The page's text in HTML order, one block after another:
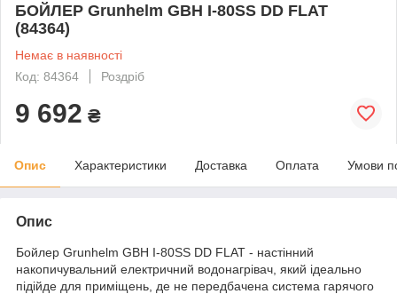
БОЙЛЕР Grunhelm GBH I-80SS DD FLAT
(84364)
Немає в наявності
Код: 84364
Роздріб
9 692 ₴
Опис Характеристики Доставка Оплата Умови
Опис
Бойлер Grunhelm GBH I-80SS DD FLAT - настінний
накопичувальний електричний водонагрівач, який ідеально
підійде для приміщень, де не передбачена система гарячого